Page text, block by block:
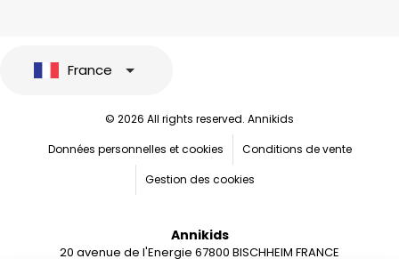
France
© 2026 All rights reserved. Annikids
Données personnelles et cookies
Conditions de vente
Gestion des cookies
Annikids
20 avenue de l'Energie 67800 BISCHHEIM FRANCE